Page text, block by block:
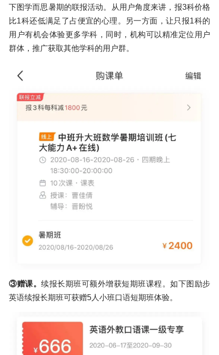
下图学而思暑期的联报活动。从用户角度来讲，报3科价格
比1科还低满足了占便宜的心理。另一方面，让只报1科的
用户有机会体验更多学科，同时，机构可以精准定位用户
群体，推广获取其他学科的用户群。
③赠课。 续报长期班可额外增获短期班课程。如下图励步
英语续报长期班可获赠5人小班口语短期班体验。